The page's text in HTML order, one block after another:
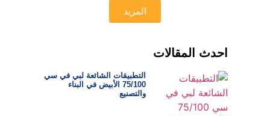
المزيد
احدث المقالات
التطبيقات الشائعة لبي في سي
75/100 الأبيض في البناء
والتصنيع